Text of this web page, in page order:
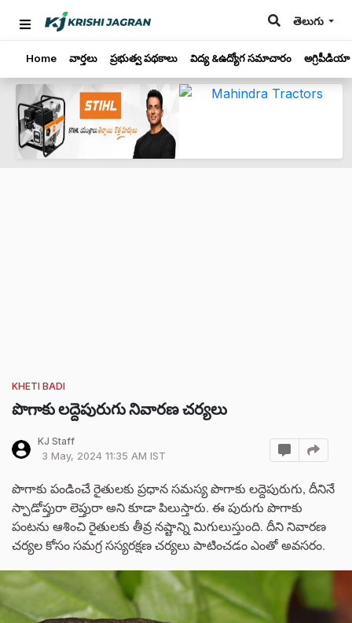
తెలుగు
Home వార్తలు ప్రభుత్వ పథకాలు విద్య &ఉద్యోగ సమాచారం అగ్రిపీడియా
KHETI BADI
పొగాకు లద్దెపురుగు నివారణ చర్యలు
KJ Staff
3 May, 2024 11:35 AM IST
పొగాకు పండించే రైతులకు ప్రధాన సమస్య పొగాకు లద్దెపురుగు, దీనినే
స్పాడోప్తురా లెప్తురా అని కూడా పిలుస్తారు. ఈ పురుగు పొగాకు
పంటను ఆశించి రైతులకు తీవ్ర నష్టాన్ని మిగులుస్తుంది. దీని నివారణ
చర్యల కోసం సమగ్ర సస్యరక్షణ చర్యలు పాటించడం ఎంతో అవసరం.